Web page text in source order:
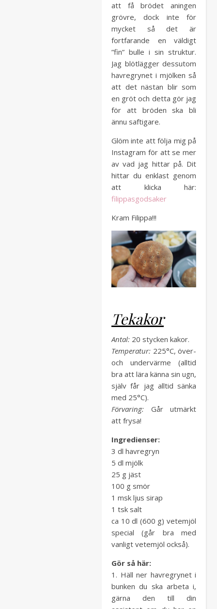
att få brödet aningen
grövre, dock inte för
mycket så det är
fortfarande en väldigt
”fin” bulle i sin struktur.
Jag blötlägger dessutom
havregrynet i mjölken så
att det nästan blir som
en gröt och detta gör jag
för att bröden ska bli
ännu saftigare.
Glöm inte att följa mig på
Instagram för att se mer
av vad jag hittar på. Dit
hittar du enklast genom
att klicka här:
filippasgodsaker
Kram Filippa!!!
Tekakor
Antal: 20 stycken kakor.
Temperatur: 225°C, över-
och undervärme (alltid
bra att lära känna sin ugn,
själv får jag alltid sänka
med 25°C).
Förvaring: Går utmärkt
att frysa!
Ingredienser:
3 dl havregryn
5 dl mjölk
25 g jäst
100 g smör
1 msk ljus sirap
1 tsk salt
ca 10 dl (600 g) vetemjöl
special (går bra med
vanligt vetemjöl också).
Gör så här:
1. Häll ner havregrynet i
bunken du ska arbeta i,
gärna den till din